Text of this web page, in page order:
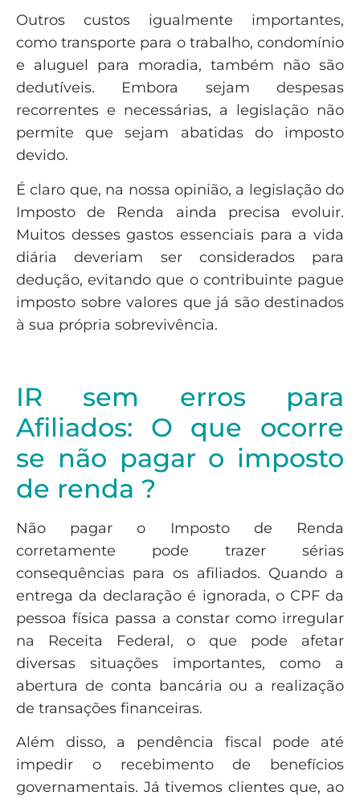
Outros custos igualmente importantes,
como transporte para o trabalho, condomínio
e aluguel para moradia, também não são
dedutíveis. Embora sejam despesas
recorrentes e necessárias, a legislação não
permite que sejam abatidas do imposto
devido.
É claro que, na nossa opinião, a legislação do
Imposto de Renda ainda precisa evoluir.
Muitos desses gastos essenciais para a vida
diária deveriam ser considerados para
dedução, evitando que o contribuinte pague
imposto sobre valores que já são destinados
à sua própria sobrevivência.
IR sem erros para
Afiliados: O que ocorre
se não pagar o imposto
de renda ?
Não pagar o Imposto de Renda
corretamente pode trazer sérias
consequências para os afiliados. Quando a
entrega da declaração é ignorada, o CPF da
pessoa física passa a constar como irregular
na Receita Federal, o que pode afetar
diversas situações importantes, como a
abertura de conta bancária ou a realização
de transações financeiras.
Além disso, a pendência fiscal pode até
impedir o recebimento de benefícios
governamentais. Já tivemos clientes que, ao